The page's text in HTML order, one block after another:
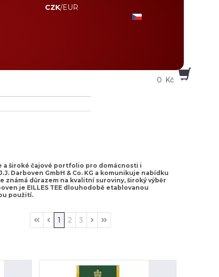
CZK/EUR
0 Kč
a široké čajové portfolio pro domácnosti i
Darboven GmbH & Co. KG a komunikuje nabídku
známá důrazem na kvalitní suroviny, široký výběr
je EILLES TEE dlouhodobě etablovanou
použití.
1 2 3